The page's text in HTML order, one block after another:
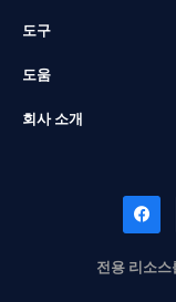
도구
도움
회사 소개
전용 리소